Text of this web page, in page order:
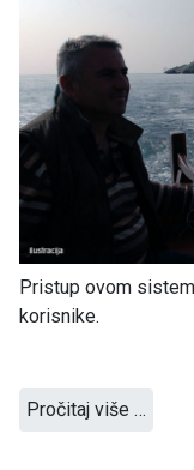
Pristup ovom
korisnike.
Pročitaj više …